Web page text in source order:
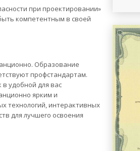
при проектировании»
компетентным в своей
Образование
профстандартам.
удобной для вас
ярким и
технологий, интерактивных
для лучшего освоения